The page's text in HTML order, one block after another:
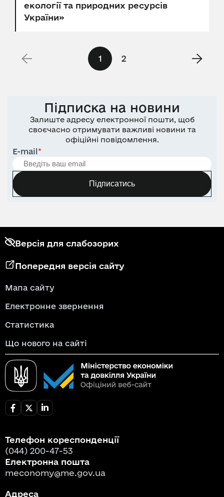
екології та природних ресурсів
України»
1 2
Підписка на новини
Залиште адресу електронної пошти, щоб
своєчасно отримувати важливі новини та
офіційні повідомлення.
E-mail*
Підписатись
Версія для слабозорих
Попередня версія сайту
Мапа сайту
Електронне звернення
Статистика
Що нового на сайті
Телефон кореспонденції
(044) 200-47-53
Електронна пошта
meconomy@me.gov.ua
Адреса